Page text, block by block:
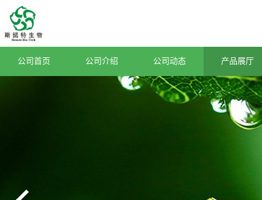
公司首页 公司介绍 公司动态 产品展厅